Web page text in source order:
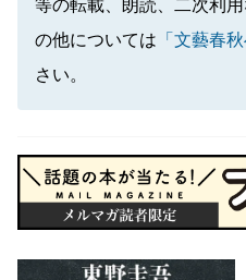
等の転載、朗読、二次利
の他については 「文藝春
さい。